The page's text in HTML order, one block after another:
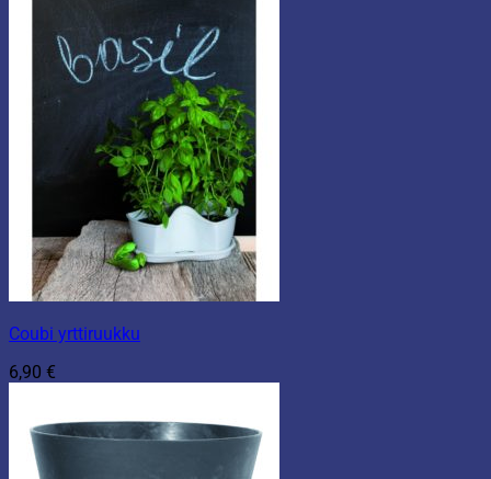
Coubi yrttiruukku
6,90 €